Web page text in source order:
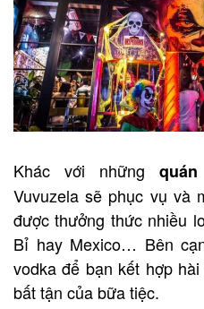
Khác với những
Vuvuzela sẽ phục vụ và
được thưởng thức nhiều
Bỉ hay Mexico… Bên
vodka để bạn kết hợp
bất tận của bữa tiệc.